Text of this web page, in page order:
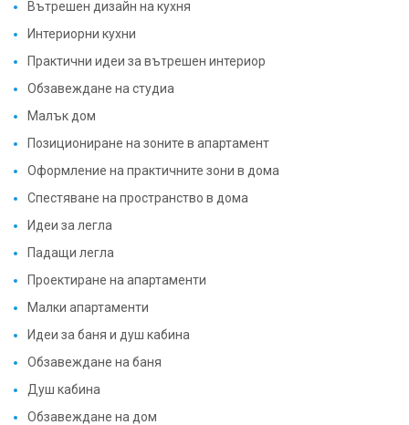
Вътрешен дизайн на кухня
Интериорни кухни
Практични идеи за вътрешен интериор
Обзавеждане на студиа
Малък дом
Позициониране на зоните в апартамент
Оформление на практичните зони в дома
Спестяване на пространство в дома
Идеи за легла
Падащи легла
Проектиране на апартаменти
Малки апартаменти
Идеи за баня и душ кабина
Обзавеждане на баня
Душ кабина
Обзавеждане на дом